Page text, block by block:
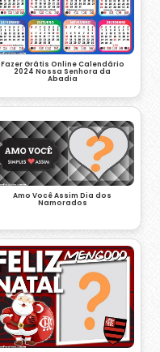
Fazer Grátis Online Calendário
2024 Nossa Senhora da
Abadia
Amo Você Assim Dia dos
Namorados